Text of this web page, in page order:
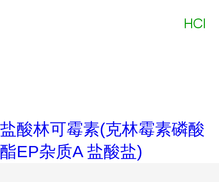
盐酸林可霉素(克林霉素磷酸
酯EP杂质A 盐酸盐)